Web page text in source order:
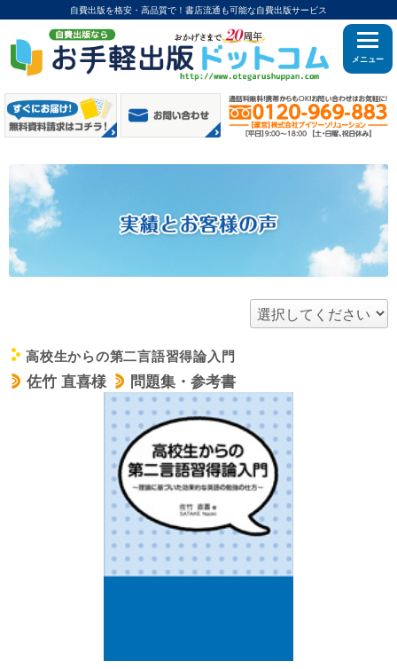
自費出版を格安・高品質で！書店流通も可能な自費出版サービス
c 高校生からの第二言語習得論入門
d 佐竹 直喜様 d 問題集・参考書
メニュー